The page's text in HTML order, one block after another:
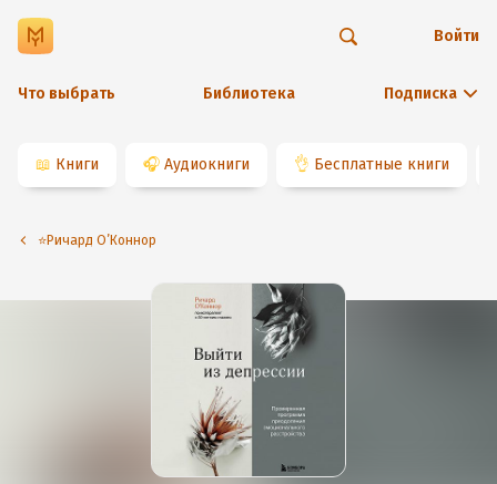
Что выбрать Библиотека Подписка
Войти
📖 Книги 🎧 Аудиокниги 👌 Бесплатные книги
⭐️Ричард О’Коннор